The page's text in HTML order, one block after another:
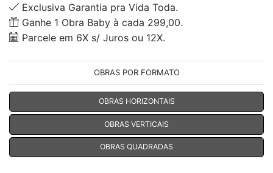
Exclusiva Garantia pra Vida Toda.
Ganhe 1 Obra Baby à cada 299,00.
Parcele em 6X s/ Juros ou 12X.
OBRAS POR FORMATO
OBRAS HORIZONTAIS
OBRAS VERTICAIS
OBRAS QUADRADAS